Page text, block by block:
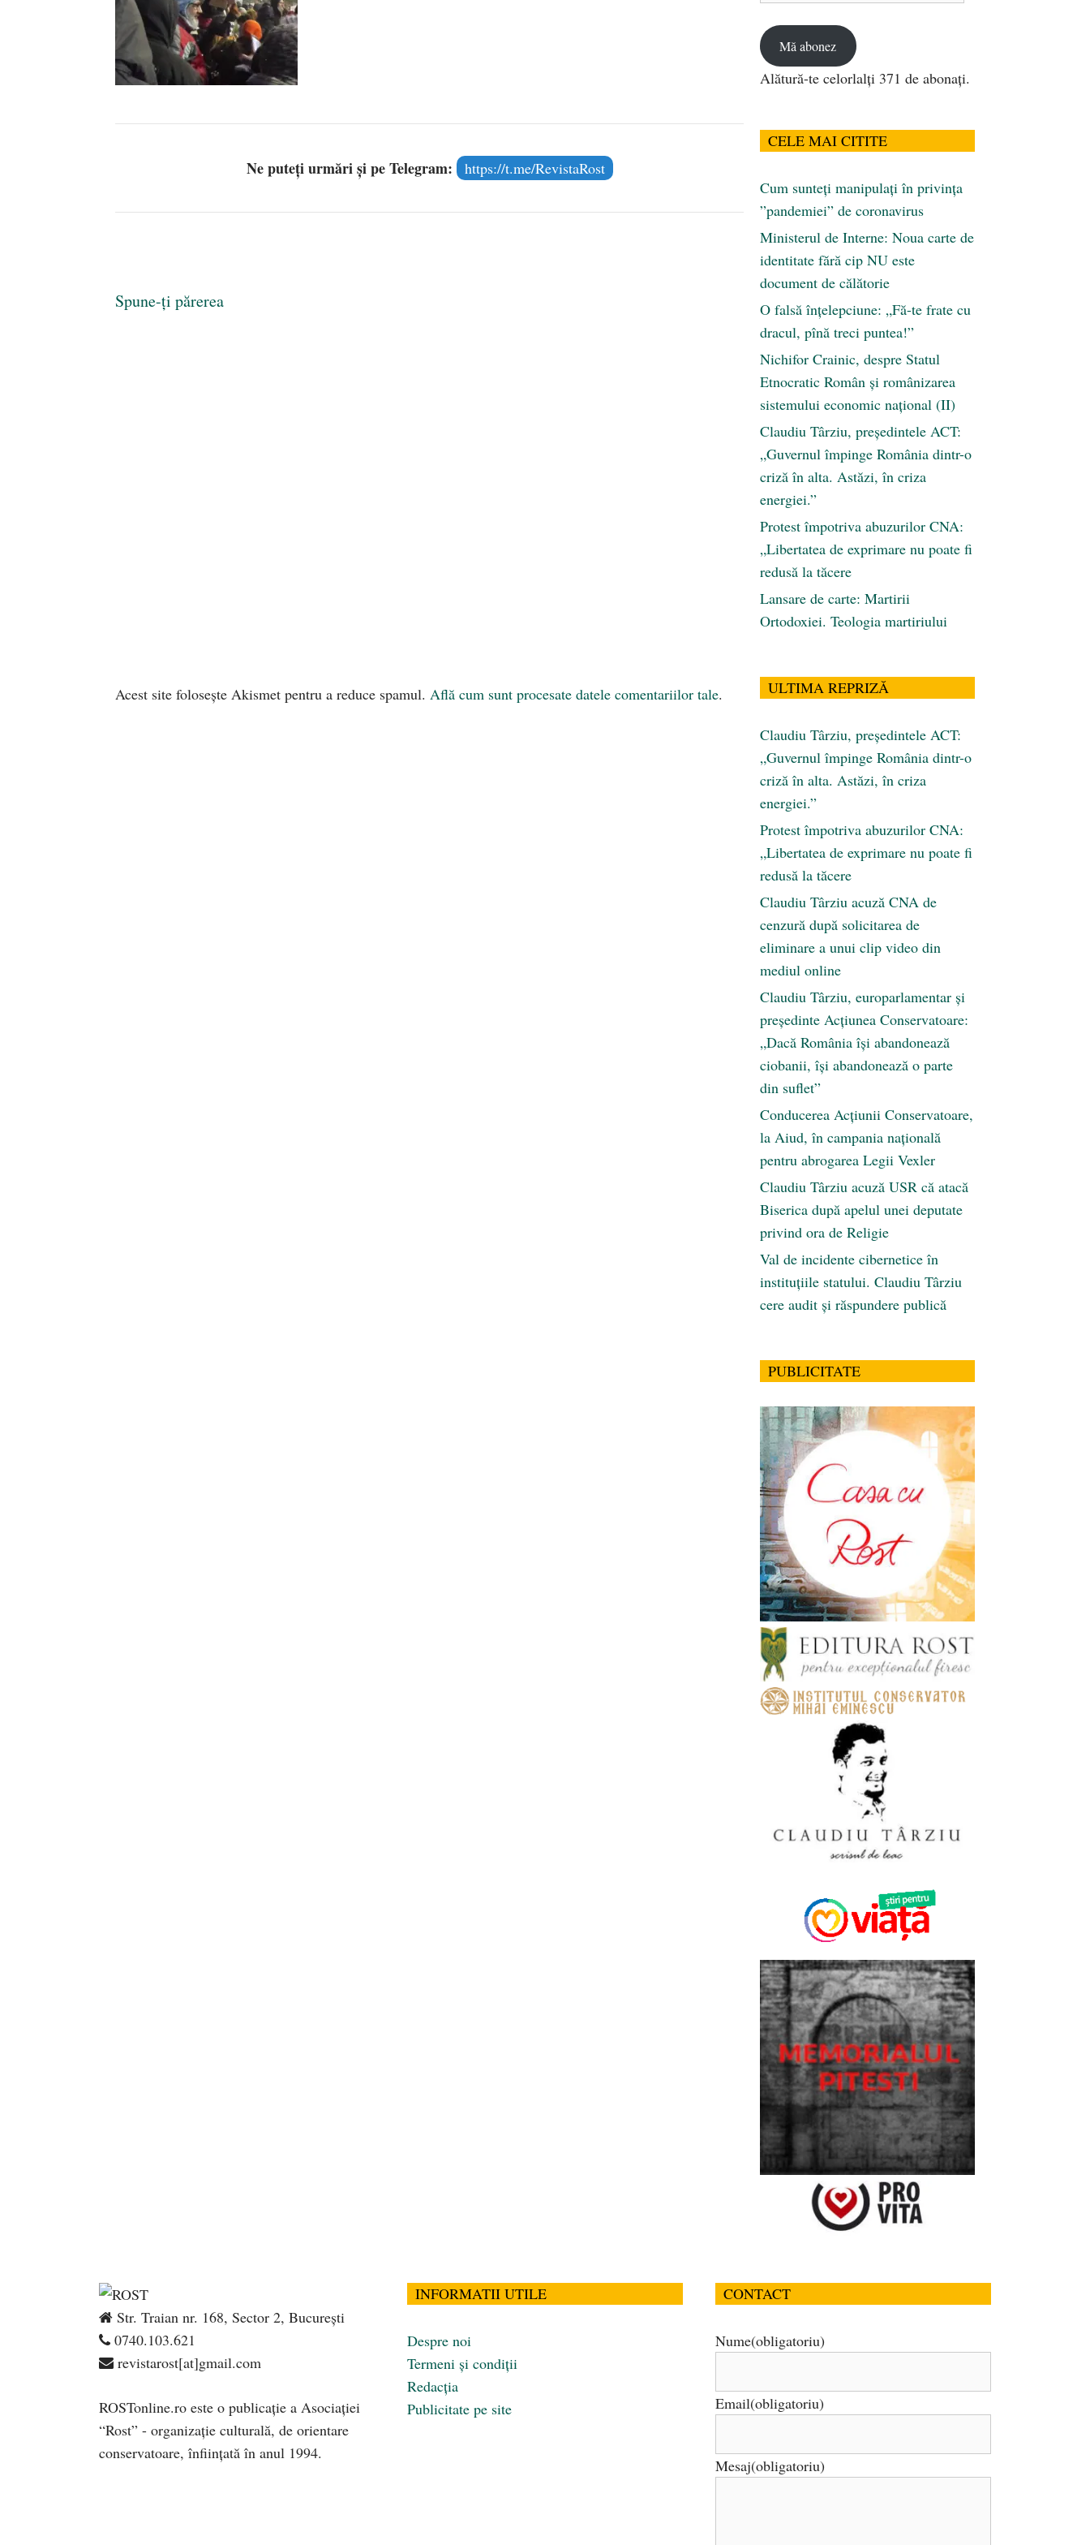
Ne puteți urmări și pe Telegram: https://t.me/RevistaRost
Spune-ți părerea
Acest site folosește Akismet pentru a reduce spamul. Află cum sunt procesate datele comentariilor tale.
Mă abonez
Alătură-te celorlalți 371 de abonați.
CELE MAI CITITE
Cum sunteți manipulați în privința
”pandemiei” de coronavirus
Ministerul de Interne: Noua carte de
identitate fără cip NU este
document de călătorie
O falsă înțelepciune: „Fă-te frate cu
dracul, pînă treci puntea!”
Nichifor Crainic, despre Statul
Etnocratic Român şi românizarea
sistemului economic naţional (II)
Claudiu Târziu, președintele ACT:
„Guvernul împinge România dintr-o
criză în alta. Astăzi, în criza
energiei.”
Protest împotriva abuzurilor CNA:
„Libertatea de exprimare nu poate fi
redusă la tăcere
Lansare de carte: Martirii
Ortodoxiei. Teologia martiriului
ULTIMA REPRIZĂ
Claudiu Târziu, președintele ACT:
„Guvernul împinge România dintr-o
criză în alta. Astăzi, în criza
energiei.”
Protest împotriva abuzurilor CNA:
„Libertatea de exprimare nu poate fi
redusă la tăcere
Claudiu Târziu acuză CNA de
cenzură după solicitarea de
eliminare a unui clip video din
mediul online
Claudiu Târziu, europarlamentar și
președinte Acțiunea Conservatoare:
„Dacă România își abandonează
ciobanii, își abandonează o parte
din suflet”
Conducerea Acțiunii Conservatoare,
la Aiud, în campania națională
pentru abrogarea Legii Vexler
Claudiu Târziu acuză USR că atacă
Biserica după apelul unei deputate
privind ora de Religie
Val de incidente cibernetice în
instituțiile statului. Claudiu Târziu
cere audit și răspundere publică
PUBLICITATE
Str. Traian nr. 168, Sector 2, București
0740.103.621
revistarost[at]gmail.com
ROSTonline.ro este o publicaţie a Asociaţiei
“Rost” - organizaţie culturală, de orientare
conservatoare, înfiinţată în anul 1994.
INFORMATII UTILE
Despre noi
Termeni și condiții
Redacția
Publicitate pe site
CONTACT
Nume(obligatoriu)
Email(obligatoriu)
Mesaj(obligatoriu)